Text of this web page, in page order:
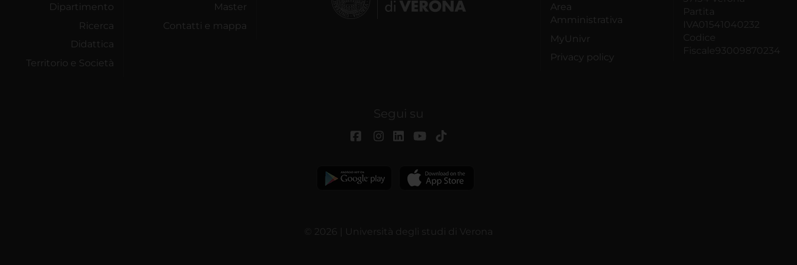
Dipartimento
Ricerca
Didattica
Territorio e Società
Master
Contatti e mappa
Area
Amministrativa
MyUnivr
Privacy policy
Partita
IVA01541040232
Codice
Fiscale93009870234
Segui su
© 2026 | Università degli studi di Verona